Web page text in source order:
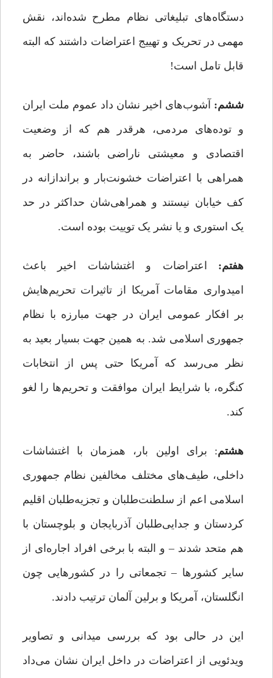
دستگاه‌های تبلیغاتی نظام مطرح شده‌اند، نقش
مهمی در تحریک و تهییج اعتراضات داشتند که البته
قابل تامل است!
ششم: آشوب‌های اخیر نشان داد عموم ملت ایران
و توده‌های مردمی، هرقدر هم که از وضعیت
اقتصادی و معیشتی ناراضی باشند، حاضر به
همراهی با اعتراضات خشونت‌بار و براندازانه در
کف خیابان نیستند و همراهی‌شان حداکثر در حد
یک استوری و یا نشر یک توییت بوده است.
هفتم: اعتراضات و اغتشاشات اخیر باعث
امیدواری مقامات آمریکا از تاثیرات تحریم‌هایش
بر افکار عمومی ایران در جهت مبارزه با نظام
جمهوری اسلامی شد. به همین جهت بسیار بعید به
نظر می‌رسد که آمریکا حتی پس از انتخابات
کنگره، با شرایط ایران موافقت و تحریم‌ها را لغو
کند.
هشتم: برای اولین ‌بار، همزمان با اغتشاشات
داخلی، طیف‌های مختلف مخالفین نظام جمهوری
اسلامی اعم از سلطنت‌طلبان و تجزیه‌طلبان اقلیم
کردستان و جدایی‌طلبان آذربایجان و بلوچستان با
هم متحد شدند – و البته با برخی افراد اجاره‌ای از
سایر کشورها – تجمعاتی را در کشورهایی چون
انگلستان، آمریکا و برلین آلمان ترتیب دادند.
این در حالی بود که بررسی میدانی و تصاویر
ویدئویی از اعتراضات در داخل ایران نشان می‌داد